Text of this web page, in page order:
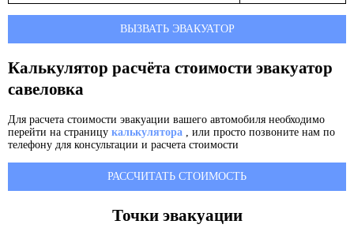
ВЫЗВАТЬ ЭВАКУАТОР
Калькулятор расчёта стоимости эвакуатор
савеловка
Для расчета стоимости эвакуации вашего автомобиля необходимо
перейти на страницу калькулятора , или просто позвоните нам по
телефону для консультации и расчета стоимости
РАССЧИТАТЬ СТОИМОСТЬ
Точки эвакуации